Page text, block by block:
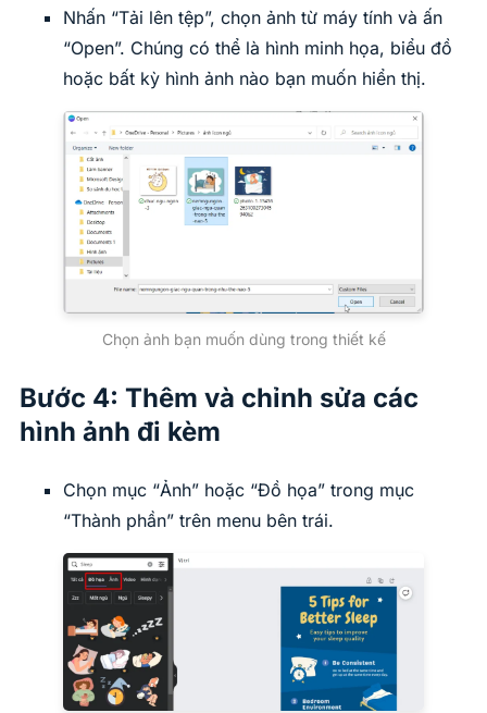
Nhấn “Tải lên tệp”, chọn ảnh từ máy tính và ấn
“Open”. Chúng có thể là hình minh họa, biểu đồ
hoặc bất kỳ hình ảnh nào bạn muốn hiển thị.
Chọn ảnh bạn muốn dùng trong thiết kế
Bước 4: Thêm và chỉnh sửa các
hình ảnh đi kèm
Chọn mục “Ảnh” hoặc “Đồ họa” trong mục
“Thành phần” trên menu bên trái.